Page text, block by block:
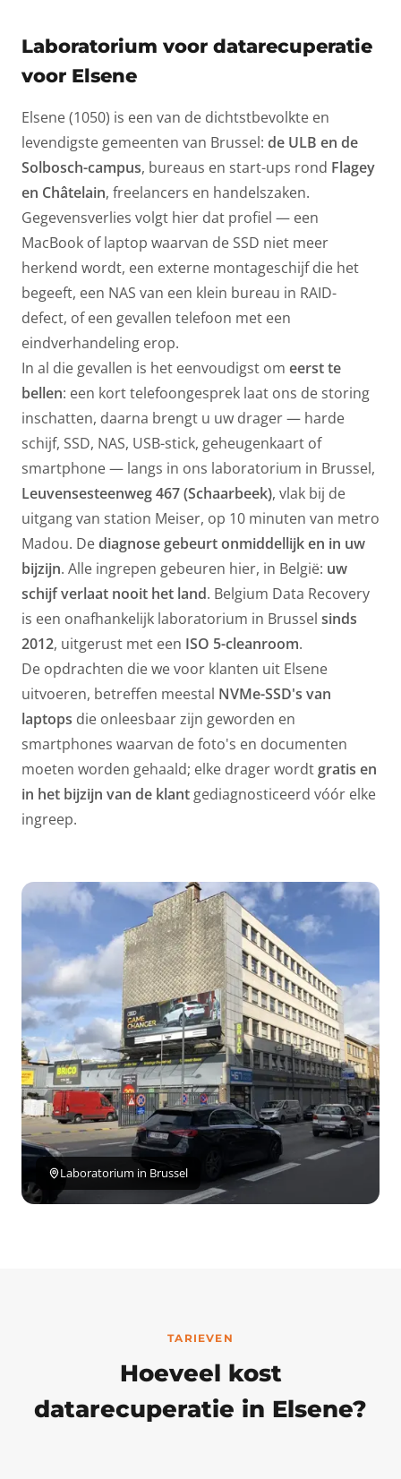
Laboratorium voor datarecuperatie
voor Elsene
Elsene (1050) is een van de dichtstbevolkte en
levendigste gemeenten van Brussel: de ULB en de
Solbosch-campus, bureaus en start-ups rond Flagey
en Châtelain, freelancers en handelszaken.
Gegevensverlies volgt hier dat profiel — een
MacBook of laptop waarvan de SSD niet meer
herkend wordt, een externe montageschijf die het
begeeft, een NAS van een klein bureau in RAID-
defect, of een gevallen telefoon met een
eindverhandeling erop.
In al die gevallen is het eenvoudigst om eerst te
bellen: een kort telefoongesprek laat ons de storing
inschatten, daarna brengt u uw drager — harde
schijf, SSD, NAS, USB-stick, geheugenkaart of
smartphone — langs in ons laboratorium in Brussel,
Leuvensesteenweg 467 (Schaarbeek), vlak bij de
uitgang van station Meiser, op 10 minuten van metro
Madou. Dediagnose gebeurt onmiddellijk en in uw
bijzijn. Alle ingrepen gebeuren hier, in België: uw
schijf verlaat nooit het land. Belgium Data Recovery
is een onafhankelijk laboratorium in Brussel sinds
2012, uitgerust met een ISO 5-cleanroom.
De opdrachten die we voor klanten uit Elsene
uitvoeren, betreffen meestal NVMe-SSD's van
laptops die onleesbaar zijn geworden en
smartphones waarvan de foto's en documenten
moeten worden gehaald; elke drager wordt gratis en
in het bijzijn van de klant gediagnosticeerd vóór elke
ingreep.
Laboratorium in Brussel
TARIEVEN
Hoeveel kost
datarecuperatie in Elsene?